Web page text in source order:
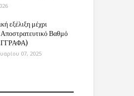
εξέλιξη μέχρι
Βαθμό
07, 2025